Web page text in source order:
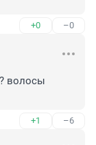
+0 –0
волосы
+1 –6